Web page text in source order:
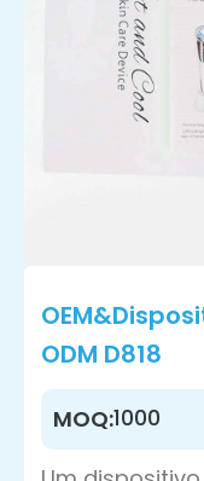
ODM D818
MOQ:1000